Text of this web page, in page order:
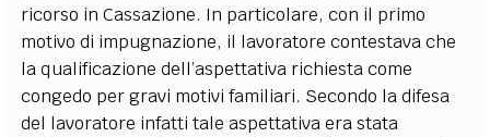
ricorso in Cassazione. In particolare, con il primo
motivo di impugnazione, il lavoratore contestava che
la qualificazione dell’aspettativa richiesta come
congedo per gravi motivi familiari. Secondo la difesa
del lavoratore infatti tale aspettativa era stata